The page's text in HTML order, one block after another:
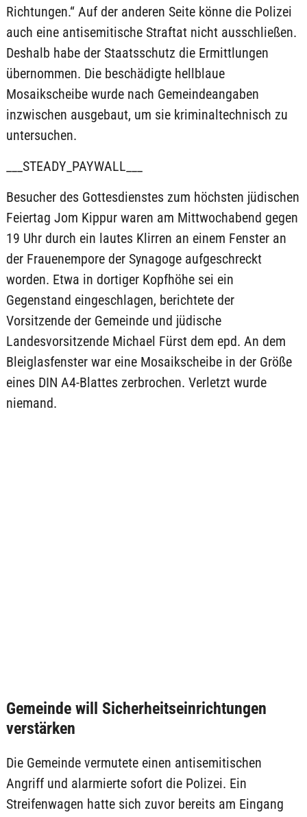
Richtungen.“ Auf der anderen Seite könne die Polizei
auch eine antisemitische Straftat nicht ausschließen.
Deshalb habe der Staatsschutz die Ermittlungen
übernommen. Die beschädigte hellblaue
Mosaikscheibe wurde nach Gemeindeangaben
inzwischen ausgebaut, um sie kriminaltechnisch zu
untersuchen.
___STEADY_PAYWALL___
Besucher des Gottesdienstes zum höchsten jüdischen
Feiertag Jom Kippur waren am Mittwochabend gegen
19 Uhr durch ein lautes Klirren an einem Fenster an
der Frauenempore der Synagoge aufgeschreckt
worden. Etwa in dortiger Kopfhöhe sei ein
Gegenstand eingeschlagen, berichtete der
Vorsitzende der Gemeinde und jüdische
Landesvorsitzende Michael Fürst dem epd. An dem
Bleiglasfenster war eine Mosaikscheibe in der Größe
eines DIN A4-Blattes zerbrochen. Verletzt wurde
niemand.
Gemeinde will Sicherheitseinrichtungen
verstärken
Die Gemeinde vermutete einen antisemitischen
Angriff und alarmierte sofort die Polizei. Ein
Streifenwagen hatte sich zuvor bereits am Eingang